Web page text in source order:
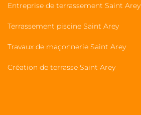
Entreprise de terrassement Saint Arey
Terrassement piscine Saint Arey
Travaux de maçonnerie Saint Arey
Création de terrasse Saint Arey